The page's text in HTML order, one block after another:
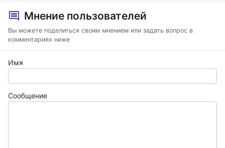
Мнение пользователей
Вы можете поделиться своим мнением или задать вопрос в
комментариях ниже
Имя
Сообщение